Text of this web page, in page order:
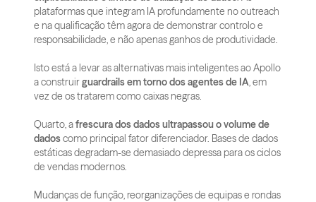
plataformas que integram IA profundamente no outreach
e na qualificação têm agora de demonstrar controlo e
responsabilidade, e não apenas ganhos de produtividade.
Isto está a levar as alternativas mais inteligentes ao Apollo
a construir guardrails em torno dos agentes de IA, em
vez de os tratarem como caixas negras.
Quarto, a frescura dos dados ultrapassou o volume de
dados como principal fator diferenciador. Bases de dados
estáticas degradam-se demasiado depressa para os ciclos
de vendas modernos.
Mudanças de função, reorganizações de equipas e rondas